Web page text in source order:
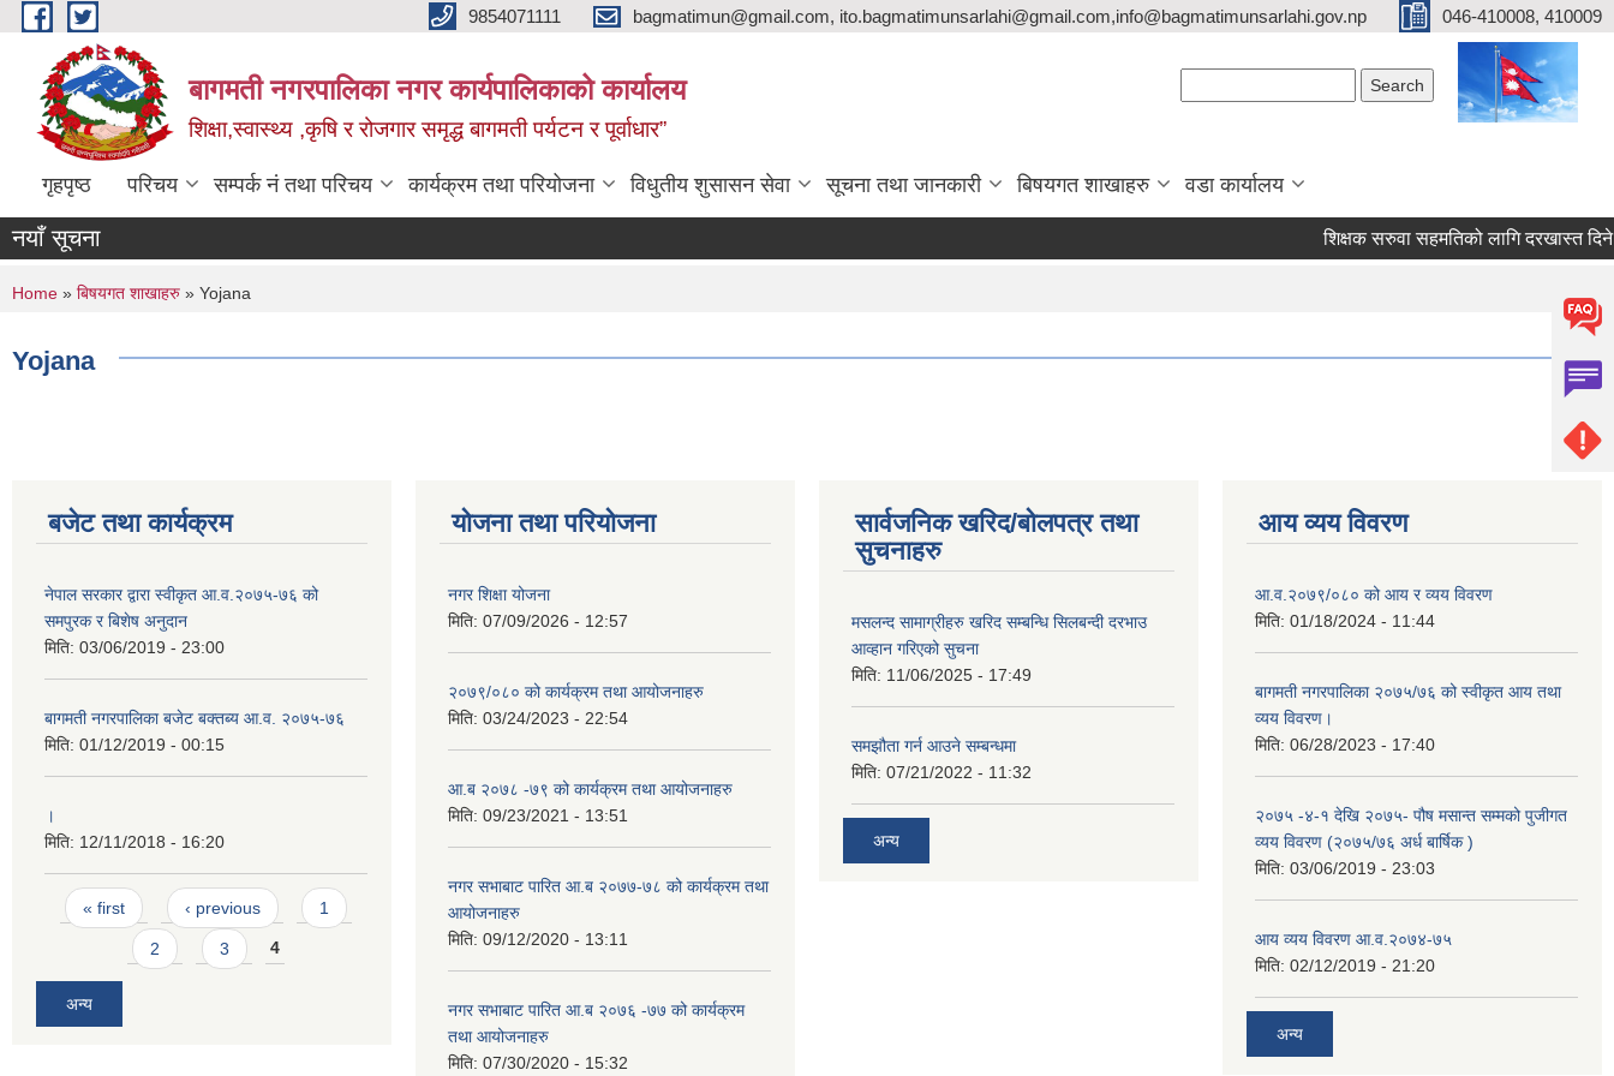
Skip to main content 9854071111 bagmatimun@gmail.com, ito.bagmatimunsarlahi@gmail.com,info@bagmatimunsarlahi.gov.np 046-410008, 410009
बागमती नगरपालिका नगर कार्यपालिकाको कार्यालय
शिक्षा,स्वास्थ्य ,कृषि र रोजगार समृद्ध बागमती पर्यटन र पूर्वाधार”
गृहपृष्ठ परिचय सम्पर्क नं तथा परिचय कार्यक्रम तथा परियोजना विधुतीय शुसासन सेवा सूचना तथा जानकारी बिषयगत शाखाहरु वडा कार्यालय
नयाँ सूचना शिक्षक सरुवा सहमतिको लागि
You are here
Home » बिषयगत शाखाहरु » Yojana
Yojana
बजेट तथा कार्यक्रम
नेपाल सरकार द्वारा स्वीकृत आ.व.२०७५-७६ को
समपुरक र बिशेष अनुदान
मिति: 03/06/2019 - 23:00
बागमती नगरपालिका बजेट बक्तब्य आ.व. २०७५-७६
मिति: 01/12/2019 - 00:15
।
मिति: 12/11/2018 - 16:20
Pages
« first ‹ previous 1
2 3 4
अन्य
योजना तथा परियोजना
नगर शिक्षा योजना
मिति: 07/09/2026 - 12:57
२०७९/०८० को कार्यक्रम तथा आयोजनाहरु
मिति: 03/24/2023 - 22:54
आ.ब २०७८ -७९ को कार्यक्रम तथा आयोजनाहरु
मिति: 09/23/2021 - 13:51
नगर सभाबाट पारित आ.ब २०७७-७८ को कार्यक्रम तथा
आयोजनाहरु
मिति: 09/12/2020 - 13:11
नगर सभाबाट पारित आ.ब २०७६ -७७ को कार्यक्रम
तथा आयोजनाहरु
मिति: 07/30/2020 - 15:32
सार्वजनिक खरिद/बोलपत्र तथा
सुचनाहरु
मसलन्द सामाग्रीहरु खरिद सम्बन्धि सिलबन्दी दरभाउ
आव्हान गरिएको सुचना
मिति: 11/06/2025 - 17:49
समझौता गर्न आउने सम्बन्धमा
मिति: 07/21/2022 - 11:32
अन्य
आय व्यय विवरण
आ.व.२०७९/०८० को आय र व्यय विवरण
मिति: 01/18/2024 - 11:44
बागमती नगरपालिका २०७५/७६ को स्वीकृत आय तथा
व्यय विवरण।
मिति: 06/28/2023 - 17:40
२०७५ -४-१ देखि २०७५- पौष मसान्त सम्मको पुजीगत
व्यय विवरण (२०७५/७६ अर्ध बार्षिक )
मिति: 03/06/2019 - 23:03
आय व्यय विवरण आ.व.२०७४-७५
मिति: 02/12/2019 - 21:20
अन्य